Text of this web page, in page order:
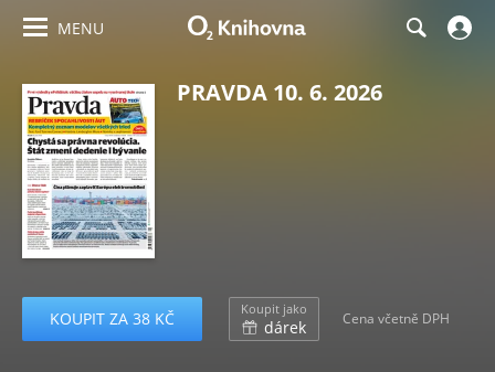
MENU
PRAVDA 10. 6. 2026
KOUPIT ZA 38 KČ Koupit jako
dárek Cena včetně DPH